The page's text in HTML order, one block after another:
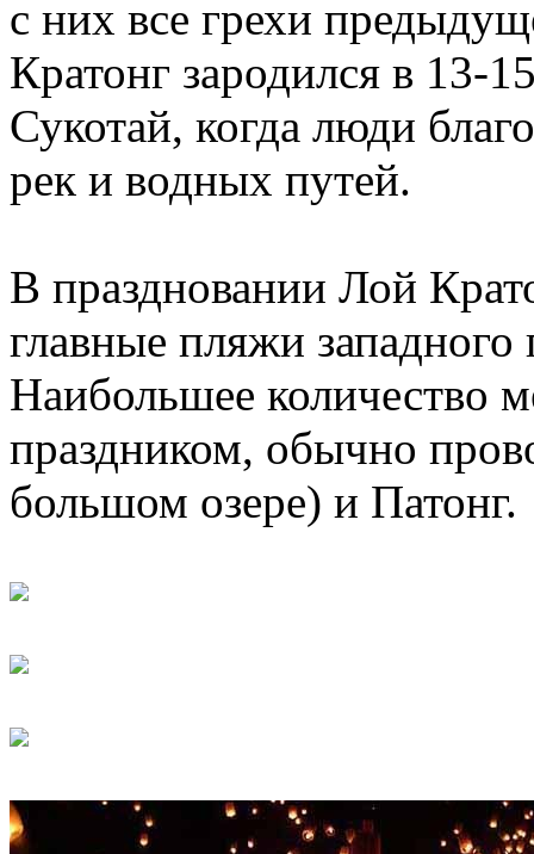
с них все грехи
Кратонг зародился в 13-
Сукотай, когда люди
рек и водных путей.
В праздновании Лой
главные пляжи
Наибольшее количество
праздником, обычно
большом озере) и Патонг.